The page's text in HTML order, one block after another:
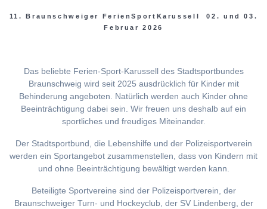
11. Braunschweiger FerienSportKarussell 02. und 03.
Februar 2026
Das beliebte Ferien-Sport-Karussell des Stadtsportbundes
Braunschweig wird seit 2025 ausdrücklich für Kinder mit
Behinderung angeboten. Natürlich werden auch Kinder ohne
Beeinträchtigung dabei sein. Wir freuen uns deshalb auf ein
sportliches und freudiges Miteinander.
Der Stadtsportbund, die Lebenshilfe und der Polizeisportverein
werden ein Sportangebot zusammenstellen, dass von Kindern mit
und ohne Beeinträchtigung bewältigt werden kann.
Beteiligte Sportvereine sind der Polizeisportverein, der
Braunschweiger Turn- und Hockeyclub, der SV Lindenberg, der